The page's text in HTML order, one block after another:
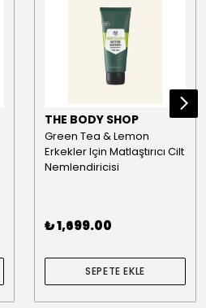
THE BODY SHOP
Green Tea & Lemon
Erkekler Için Matlaştırıcı Cilt
Nemlendiricisi
₺ 1,699.00
SEPETE EKLE